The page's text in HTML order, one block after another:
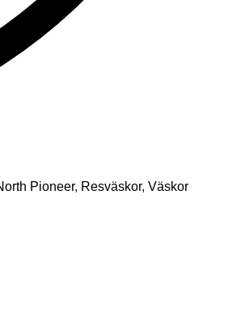
Pioneer, Resväskor, Väskor